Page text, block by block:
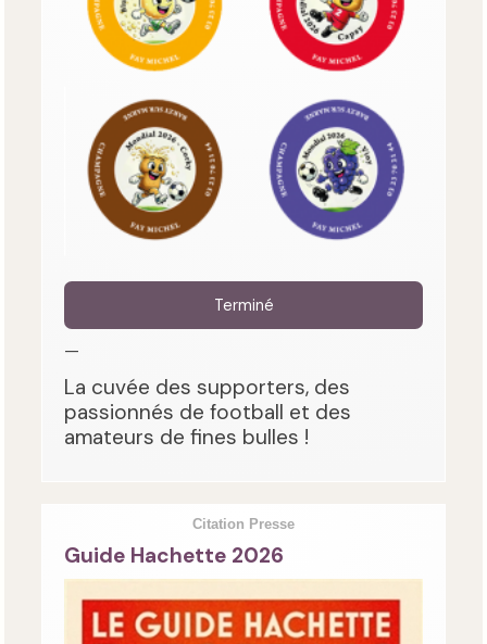
Terminé
—
La cuvée des supporters, des
passionnés de football et des
amateurs de fines bulles !
Citation Presse
Guide Hachette 2026